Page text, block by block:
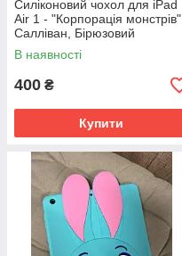
Силіконовий чохол для iPad
Air 1 - "Корпорація монстрів"
Салліван, Бірюзовий
В наявності
400 ₴
Купити